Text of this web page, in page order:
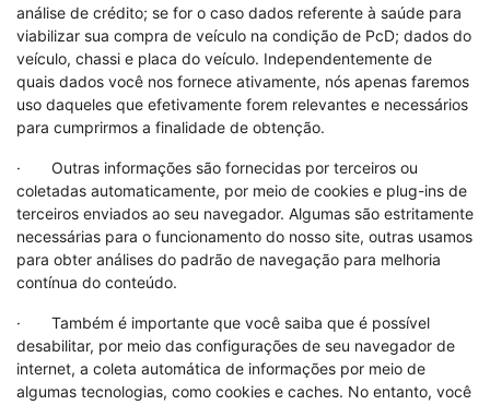
análise de crédito; se for o caso dados referente à saúde para
viabilizar sua compra de veículo na condição de PcD; dados do
veículo, chassi e placa do veículo. Independentemente de
quais dados você nos fornece ativamente, nós apenas faremos
uso daqueles que efetivamente forem relevantes e necessários
para cumprirmos a finalidade de obtenção.
· Outras informações são fornecidas por terceiros ou
coletadas automaticamente, por meio de cookies e plug-ins de
terceiros enviados ao seu navegador. Algumas são estritamente
necessárias para o funcionamento do nosso site, outras usamos
para obter análises do padrão de navegação para melhoria
contínua do conteúdo.
· Também é importante que você saiba que é possível
desabilitar, por meio das configurações de seu navegador de
internet, a coleta automática de informações por meio de
algumas tecnologias, como cookies e caches. No entanto, você